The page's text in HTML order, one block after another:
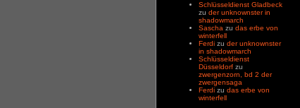
Schlüsseldienst Gladbeck
zu der unknownster in
shadowmarch
Sascha zu das erbe von
winterfell
Ferdi zu der unknownster
in shadowmarch
Schlüsseldienst
Düsseldorf zu
zwergenzorn, bd 2 der
zwergensaga
Ferdi zu das erbe von
winterfell